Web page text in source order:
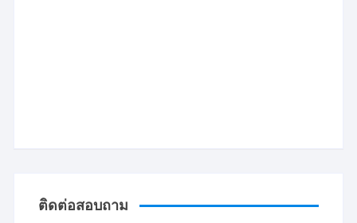
ติดต่อสอบถาม